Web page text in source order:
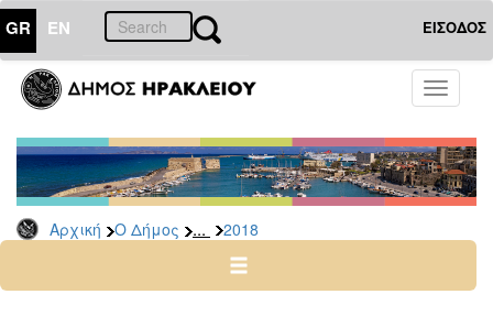
GR EN ΕΙΣΟΔΟΣ
Toggle
Αρχική Ο Δήμος ... 2018
ΔΗΜΟΣ
Διακηρύξεις
-
Δημοπρασίες
Αρχείο
2025